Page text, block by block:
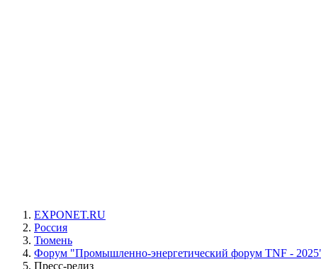
EXPONET.RU
Россия
Тюмень
Форум "Промышленно-энергетический форум TNF -
Пресс-релиз